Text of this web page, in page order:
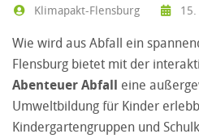
Klimapakt-Flensburg
Wie wird aus Abfall ein
Flensburg bietet mit der
Abenteuer Abfall eine
Umweltbildung für Kinder
Kindergartengruppen und